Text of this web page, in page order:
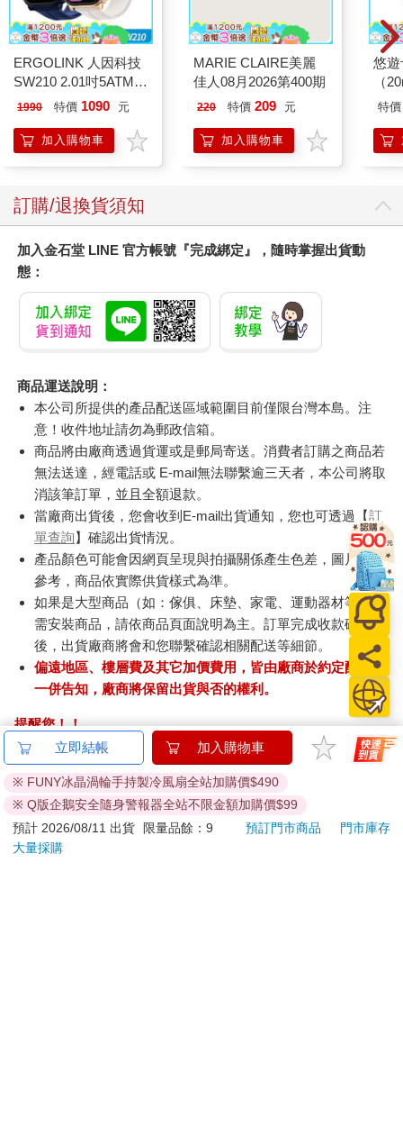
ERGOLINK 人因科技
SW210 2.01吋5ATM游
泳心率血氧藍牙通話腕
1990 特價 1090 元
加入購物車
MARIE CLAIRE美麗
佳人08月2026第400期
220 特價 209 元
加入購物車
悠
（
特價
訂購/退換貨須知
加入金石堂 LINE 官方帳號『完成綁定』，隨時掌握出貨動
態：
商品運送說明：
本公司所提供的產品配送區域範圍目前僅限台灣本島。注
意！收件地址請勿為郵政信箱。
商品將由廠商透過貨運或是郵局寄送。消費者訂購之商品若
無法送達，經電話或 E-mail無法聯繫逾三天者，本公司將取
消該筆訂單，並且全額退款。
當廠商出貨後，您會收到E-mail出貨通知，您也可透過【訂
單查詢】確認出貨情況。
產品顏色可能會因網頁呈現與拍攝關係產生色差，圖片僅供
參考，商品依實際供貨樣式為準。
如果是大型商品（如：傢俱、床墊、家電、運動器材等）及
需安裝商品，請依商品頁面說明為主。訂單完成收款確認
後，出貨廠商將會和您聯繫確認相關配送等細節。
偏遠地區、樓層費及其它加價費用，皆由廠商於約定配送時
一併告知，廠商將保留出貨與否的權利。
提醒您！！
金石堂及銀行均不會請您操作ATM! 如接獲電話要求您前往
ATM提款機，請不要聽從指示，以免受騙上當！
退換貨須知：
**提醒您，鑑賞期不等於試用期，退回商品須為全新狀態**
依據「消費者保護法」第19條及行政院消費者保護處公告之
立即結帳 加入購物車
※ FUNY冰晶渦輪手持製冷風扇全站加購價$490
※ Q版企鵝安全隨身警報器全站不限金額加購價$99
預計 2026/08/11 出貨
限量品餘：9 預訂門市商品
門市庫存
大量採購